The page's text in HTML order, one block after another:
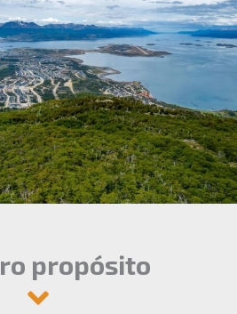
propósito